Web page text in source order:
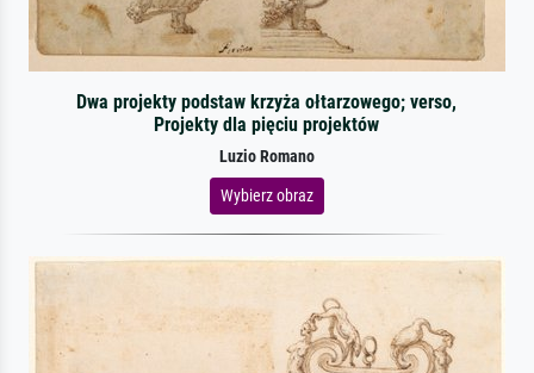
Dwa projekty podstaw krzyża ołtarzowego; verso,
Projekty dla pięciu projektów
Luzio Romano
Wybierz obraz